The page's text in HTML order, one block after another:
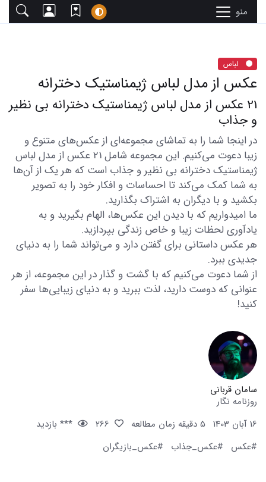
منو
لباس
عکس از مدل لباس ژیمناستیک دخترانه
21 عکس از مدل لباس ژیمناستیک دخترانه بی نظیر
و جذاب
در اینجا شما را به تماشای مجموعه‌ای از عکس‌های متنوع و
زیبا دعوت می‌کنیم. این مجموعه شامل 21 عکس از مدل لباس
ژیمناستیک دخترانه بی نظیر و جذاب است که هر یک از آن‌ها
به شما کمک می‌کند تا احساسات و افکار خود را به تصویر
بکشید و با دیگران به اشتراک بگذارید.
ما امیدواریم که با دیدن این عکس‌ها، الهام بگیرید و به
یادآوری لحظات زیبا و خاص زندگی بپردازید.
هر عکس داستانی برای گفتن دارد و می‌تواند شما را به دنیای
جدیدی ببرد.
از شما دعوت می‌کنیم که با گشت و گذار در این مجموعه، از هر
عنوانی که دوست دارید، لذت ببرید و به دنیای زیبایی‌ها سفر
کنید!
سامان قربانی
روزنامه نگار
16 آبان 1403
5 دقیقه زمان مطالعه
*** بازدید
#عکس
#عکس_جذاب #عکس_بازیگران